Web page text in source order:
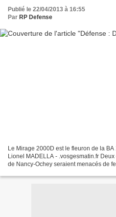
Publié le 22/04/2013 à 16:55
Par RP Defense
Le Mirage 2000D est le fleuron de la
Lionel MADELLA - .vosgesmatin.fr
de Nancy-Ochey seraient menacés de